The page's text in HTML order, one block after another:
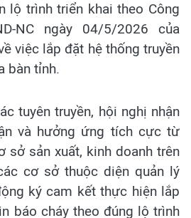
lộ trình triển khai theo Công
NC ngày 04/5/2026 của
việc lắp đặt hệ thống truyền
bàn tỉnh.
tuyên truyền, hội nghị nhận
và hưởng ứng tích cực từ
sở sản xuất, kinh doanh trên
cơ sở thuộc diện quản lý
ký cam kết thực hiện lắp
báo cháy theo đúng lộ trình